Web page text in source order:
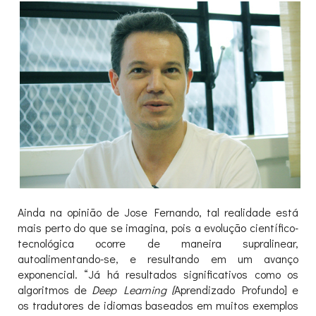
Ainda na opinião de Jose Fernando, tal realidade está
mais perto do que se imagina, pois a evolução científico-
tecnológica ocorre de maneira supralinear,
autoalimentando-se, e resultando em um avanço
exponencial. “Já há resultados significativos como os
algoritmos de Deep Learning [Aprendizado Profundo] e
os tradutores de idiomas baseados em muitos exemplos